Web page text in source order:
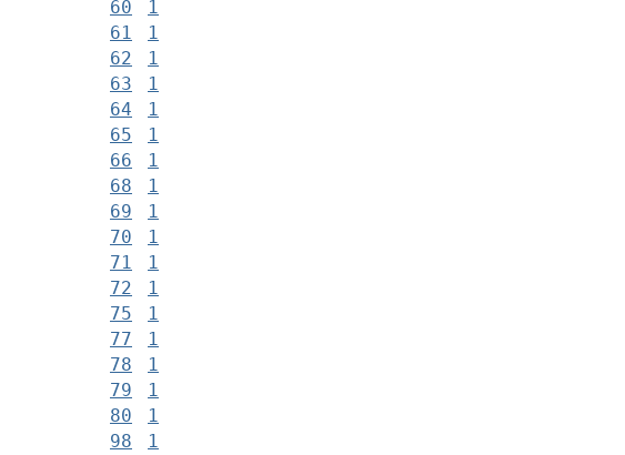
60
1
61
1
62
1
63
1
64
1
65
1
66
1
68
1
69
1
70
1
71
1
72
1
75
1
77
1
78
1
79
1
80
1
98
1